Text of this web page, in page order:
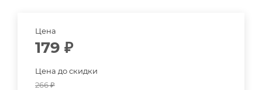
Цена
179 ₽
Цена до скидки
266₽